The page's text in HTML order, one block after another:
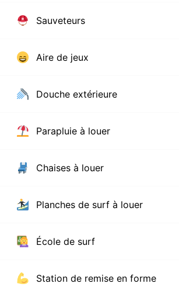
Sauveteurs
Aire de jeux
Douche extérieure
Parapluie à louer
Chaises à louer
Planches de surf à louer
École de surf
Station de remise en forme